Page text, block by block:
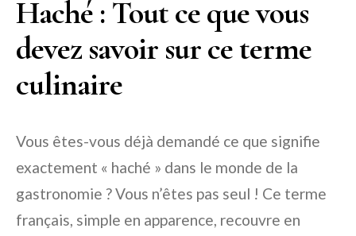
Haché : Tout ce que vous
devez savoir sur ce terme
culinaire
Vous êtes-vous déjà demandé ce que signifie
exactement « haché » dans le monde de la
gastronomie ? Vous n’êtes pas seul ! Ce terme
français, simple en apparence, recouvre en